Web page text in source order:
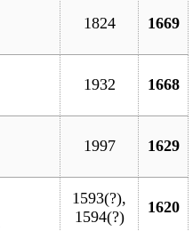
1824 1669
1932 1668
1997 1629
1593(?),
1594(?)
1620